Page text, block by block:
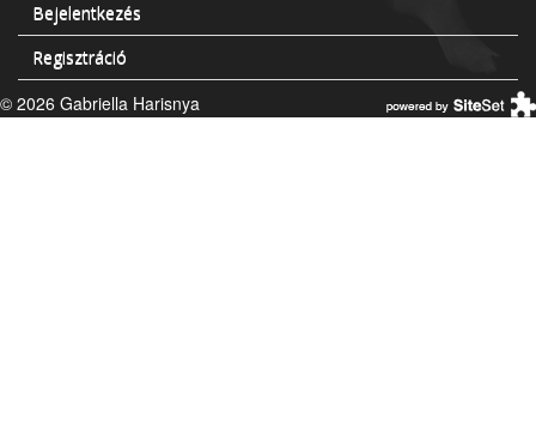
Bejelentkezés
Regisztráció
© 2026 Gabriella Harisnya